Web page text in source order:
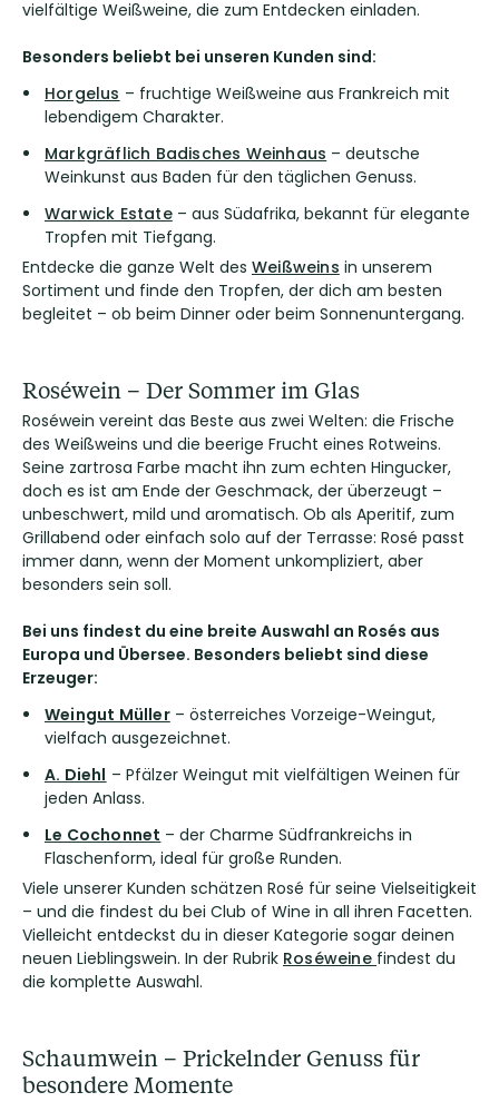
vielfältige Weißweine, die zum Entdecken einladen.
Besonders beliebt bei unseren Kunden sind:
Horgelus – fruchtige Weißweine aus Frankreich mit
lebendigem Charakter.
Markgräflich Badisches Weinhaus – deutsche
Weinkunst aus Baden für den täglichen Genuss.
Warwick Estate– aus Südafrika, bekannt für elegante
Tropfen mit Tiefgang.
Entdecke die ganze Welt des Weißweins in unserem
Sortiment und finde den Tropfen, der dich am besten
begleitet – ob beim Dinner oder beim Sonnenuntergang.
Roséwein – Der Sommer im Glas
Roséwein vereint das Beste aus zwei Welten: die Frische
des Weißweins und die beerige Frucht eines Rotweins.
Seine zartrosa Farbe macht ihn zum echten Hingucker,
doch es ist am Ende der Geschmack, der überzeugt –
unbeschwert, mild und aromatisch. Ob als Aperitif, zum
Grillabend oder einfach solo auf der Terrasse: Rosé passt
immer dann, wenn der Moment unkompliziert, aber
besonders sein soll.
Bei uns findest du eine breite Auswahl an Rosés aus
Europa und Übersee. Besonders beliebt sind diese
Erzeuger:
Weingut Müller– österreiches Vorzeige-Weingut,
vielfach ausgezeichnet.
A. Diehl – Pfälzer Weingut mit vielfältigen Weinen für
jeden Anlass.
Le Cochonnet – der Charme Südfrankreichs in
Flaschenform, ideal für große Runden.
Viele unserer Kunden schätzen Rosé für seine Vielseitigkeit
– und die findest du bei Club of Wine in all ihren Facetten.
Vielleicht entdeckst du in dieser Kategorie sogar deinen
neuen Lieblingswein. In der Rubrik Roséweine findest du
die komplette Auswahl.
Schaumwein – Prickelnder Genuss für
besondere Momente